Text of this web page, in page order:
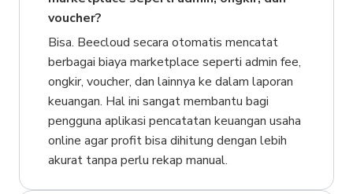
voucher?
Bisa. Beecloud secara otomatis mencatat
berbagai biaya marketplace seperti admin fee,
ongkir, voucher, dan lainnya ke dalam laporan
keuangan. Hal ini sangat membantu bagi
pengguna aplikasi pencatatan keuangan usaha
online agar profit bisa dihitung dengan lebih
akurat tanpa perlu rekap manual.